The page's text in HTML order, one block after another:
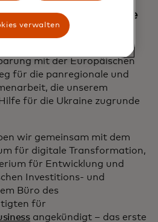
mit Europa für die
mit der Europäischen
für die panregionale und
die unserem
für die Ukraine zugrunde
wir gemeinsam mit dem
für digitale Transformation,
für Entwicklung und
Investitions- und
Büro des
für
angekündigt – das erste
verwalten